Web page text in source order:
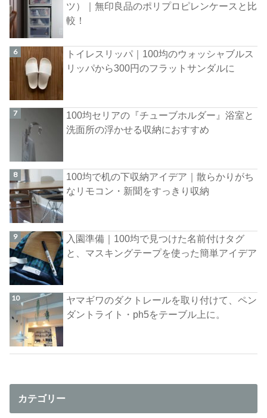
ツ）｜無印良品のポリプロピレンケースと比
較！
トイレスリッパ｜100均のウォッシャブルス
リッパから300円のフラットサンダルに
100均セリアの『チューブホルダー』浴室と
洗面所の浮かせる収納におすすめ
100均で机の下収納アイデア｜散らかりがち
なリモコン・新聞をすっきり収納
入園準備｜100均で見つけた名前付けタグ
と、マスキングテープを使った簡単アイデア
ヤマギワのダクトレールを取り付けて、ペン
ダントライト・ph5をテーブル上に。
カテゴリー